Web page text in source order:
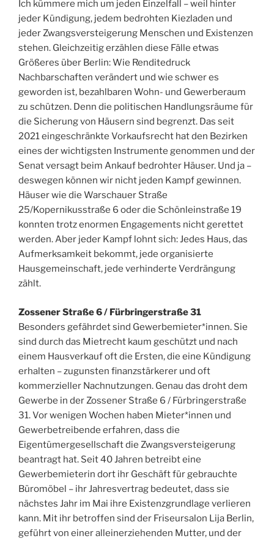
Ich kümmere mich um jeden Einzelfall – weil hinter
jeder Kündigung, jedem bedrohten Kiezladen und
jeder Zwangsversteigerung Menschen und Existenzen
stehen. Gleichzeitig erzählen diese Fälle etwas
Größeres über Berlin: Wie Renditedruck
Nachbarschaften verändert und wie schwer es
geworden ist, bezahlbaren Wohn- und Gewerberaum
zu schützen. Denn die politischen Handlungsräume für
die Sicherung von Häusern sind begrenzt. Das seit
2021 eingeschränkte Vorkaufsrecht hat den Bezirken
eines der wichtigsten Instrumente genommen und der
Senat versagt beim Ankauf bedrohter Häuser. Und ja –
deswegen können wir nicht jeden Kampf gewinnen.
Häuser wie die Warschauer Straße
25/Kopernikusstraße 6 oder die Schönleinstraße 19
konnten trotz enormen Engagements nicht gerettet
werden. Aber jeder Kampf lohnt sich: Jedes Haus, das
Aufmerksamkeit bekommt, jede organisierte
Hausgemeinschaft, jede verhinderte Verdrängung
zählt.
Zossener Straße 6 / Fürbringerstraße 31
Besonders gefährdet sind Gewerbemieter*innen. Sie
sind durch das Mietrecht kaum geschützt und nach
einem Hausverkauf oft die Ersten, die eine Kündigung
erhalten – zugunsten finanzstärkerer und oft
kommerzieller Nachnutzungen. Genau das droht dem
Gewerbe in der Zossener Straße 6 / Fürbringerstraße
31. Vor wenigen Wochen haben Mieter*innen und
Gewerbetreibende erfahren, dass die
Eigentümergesellschaft die Zwangsversteigerung
beantragt hat. Seit 40 Jahren betreibt eine
Gewerbemieterin dort ihr Geschäft für gebrauchte
Büromöbel – ihr Jahresvertrag bedeutet, dass sie
nächstes Jahr im Mai ihre Existenzgrundlage verlieren
kann. Mit ihr betroffen sind der Friseursalon Lija Berlin,
geführt von einer alleinerziehenden Mutter, und der